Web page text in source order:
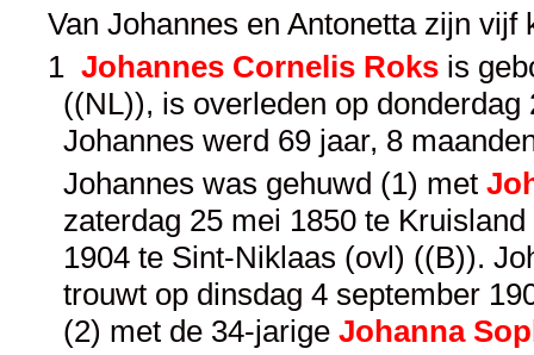
Van Johannes en Antonetta zijn vijf
1 Johannes Cornelis Roks is
((NL)), is overleden op
Johannes werd 69 jaar, 8
Johannes was gehuwd (1) met
zaterdag 25 mei 1850 te
1904 te Sint-Niklaas (ovl) ((B)).
trouwt op dinsdag 4 september
(2) met de 34-jarige Johanna